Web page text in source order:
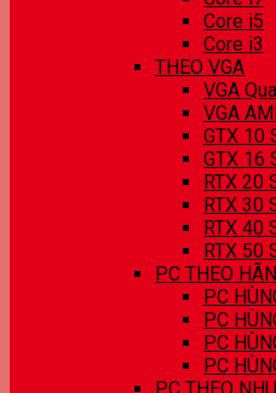
Core i5
Core i3
THEO VGA
VGA
VGA
GTX 10
GTX 16
RTX 20
RTX 30
RTX 40
RTX 50
PC THEO
PC
PC
PC
PC